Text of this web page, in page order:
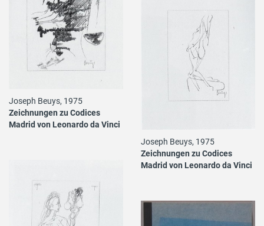
Joseph Beuys, 1975
Zeichnungen zu Codices
Madrid von Leonardo da Vinci
Joseph Beuys, 1975
Zeichnungen zu Codices
Madrid von Leonardo da Vinci